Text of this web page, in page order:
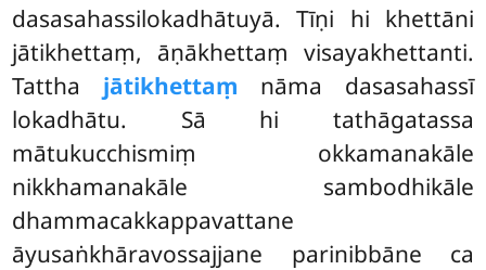
dasasahassilokadhātuyā. Tīṇi hi khettāni
jātikhettaṃ, āṇākhettaṃ visayakhettanti.
Tattha jātikhettaṃ nāma dasasahassī
lokadhātu. Sā hi tathāgatassa
mātukucchismiṃ okkamanakāle
nikkhamanakāle sambodhikāle
dhammacakkappavattane
āyusaṅkhāravossajjane parinibbāne ca